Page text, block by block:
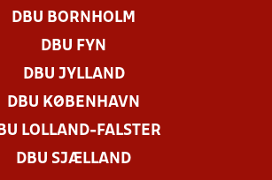
DBU BORNHOLM
DBU FYN
DBU JYLLAND
DBU KØBENHAVN
LOLLAND-FALSTER
DBU SJÆLLAND